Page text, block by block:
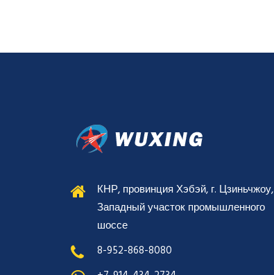
КНР, провинция Хэбэй, г. Цзиньчжоу,
Западный участок промышленного
шоссе
8-952-868-8080